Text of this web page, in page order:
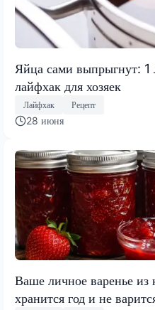
Яйца сами выпрыгнут:
лайфхак для хозяек
Лайфхак Рецепт
28 июня
Ваше личное варенье из
хранится год и не